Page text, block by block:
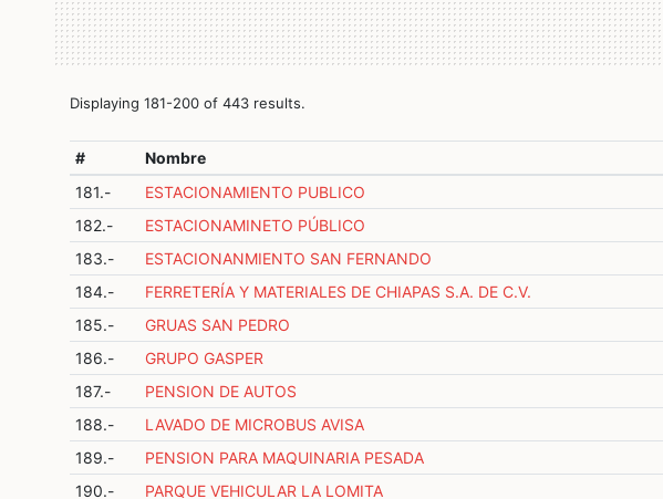
Displaying 181-200 of 443 results.
# Nombre
181.-
ESTACIONAMIENTO PUBLICO
182.-
ESTACIONAMINETO PÚBLICO
183.-
ESTACIONANMIENTO SAN FERNANDO
184.-
FERRETERÍA Y MATERIALES DE CHIAPAS S.A. DE C.V.
185.-
GRUAS SAN PEDRO
186.-
GRUPO GASPER
187.-
PENSION DE AUTOS
188.-
LAVADO DE MICROBUS AVISA
189.-
PENSION PARA MAQUINARIA PESADA
190.-
PARQUE VEHICULAR LA LOMITA